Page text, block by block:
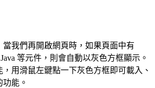
當我們再開啟網頁時，如果頁面中有
等元件，則會自動以灰色方框顯示。
用滑鼠左鍵點一下灰色方框即可載入、
能。